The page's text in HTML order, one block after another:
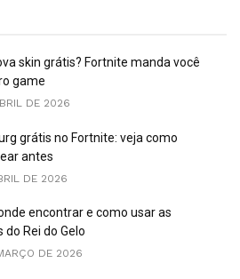
skin grátis? Fortnite manda você
game
DE 2026
grátis no Fortnite: veja como
antes
DE 2026
encontrar e como usar as
do Rei do Gelo
DE 2026